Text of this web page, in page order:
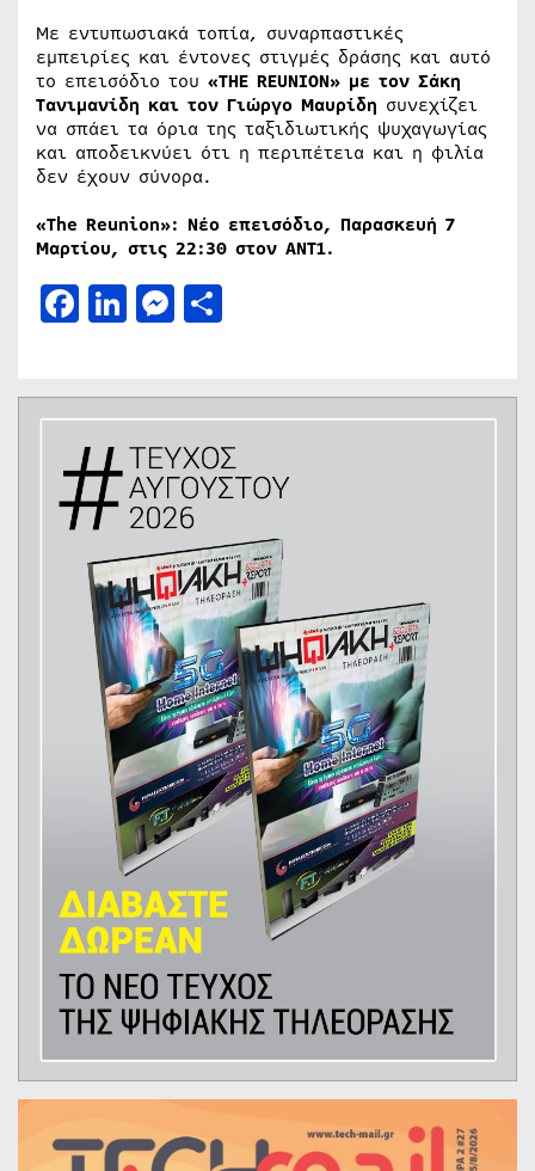
Με εντυπωσιακά τοπία, συναρπαστικές
εμπειρίες και έντονες στιγμές δράσης και αυτό
το επεισόδιο του «THE REUNION» με τον Σάκη
Τανιμανίδη και τον Γιώργο Μαυρίδη συνεχίζει
να σπάει τα όρια της ταξιδιωτικής ψυχαγωγίας
και αποδεικνύει ότι η περιπέτεια και η φιλία
δεν έχουν σύνορα.
«The Reunion»: Νέο επεισόδιο, Παρασκευή 7
Μαρτίου, στις 22:30 στον ΑΝΤ1.
Facebook
LinkedIn
Messenger